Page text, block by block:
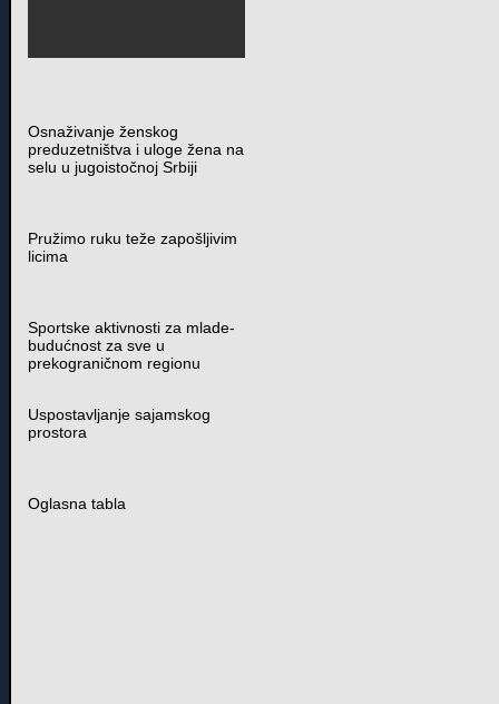
Osnaživanje ženskog
preduzetništva i uloge žena na
selu u jugoistočnoj Srbiji
Pružimo ruku teže zapošljivim
licima
Sportske aktivnosti za mlade-
budućnost za sve u
prekograničnom regionu
Uspostavljanje sajamskog
prostora
Oglasna tabla